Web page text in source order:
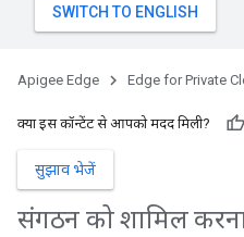
Apigee Edge Edge for Private
क्या इस कॉन्टेंट से आपको मदद मिली?
सुझाव भेजें
संगठन को शामिल